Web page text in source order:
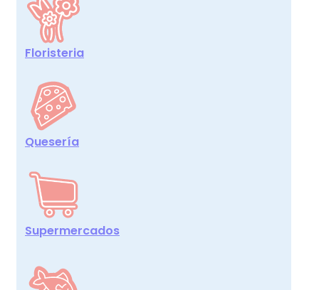
Floristeria
Quesería
Supermercados